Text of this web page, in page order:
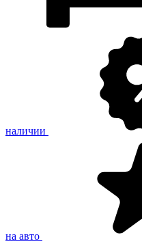
наличии
на авто